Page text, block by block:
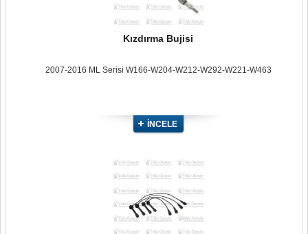
Kızdırma Bujisi
2007-2016 ML Serisi W166-W204-W212-W292-W221-W463
İNCELE